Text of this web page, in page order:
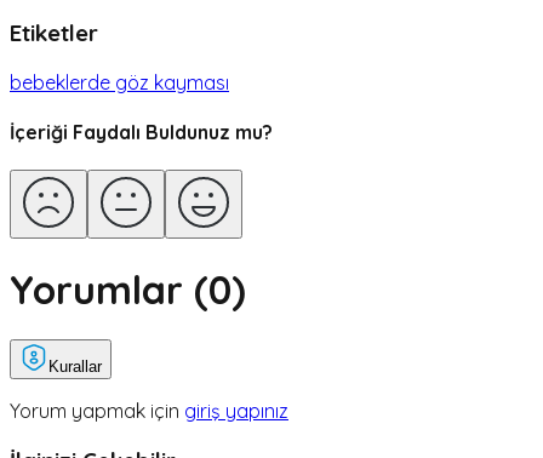
Etiketler
bebeklerde göz kayması
İçeriği Faydalı Buldunuz mu?
Yorumlar (0)
Kurallar
Yorum yapmak için giriş yapınız